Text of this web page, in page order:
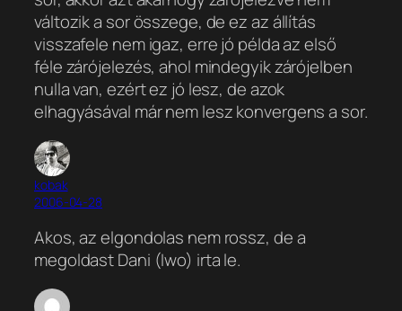
változik a sor összege, de ez az állítás
visszafele nem igaz, erre jó példa az első
féle zárójelezés, ahol mindegyik zárójelben
nulla van, ezért ez jó lesz, de azok
elhagyásával már nem lesz konvergens a sor.
kobak
2006-04-28
Akos, az elgondolas nem rossz, de a
megoldast Dani (Iwo) irta le.